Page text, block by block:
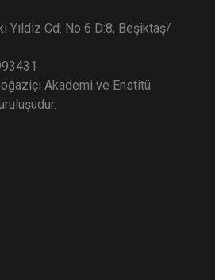
Yıldız Cd. No 6 D:8, Beşiktaş/
Akademi ve Enstitü